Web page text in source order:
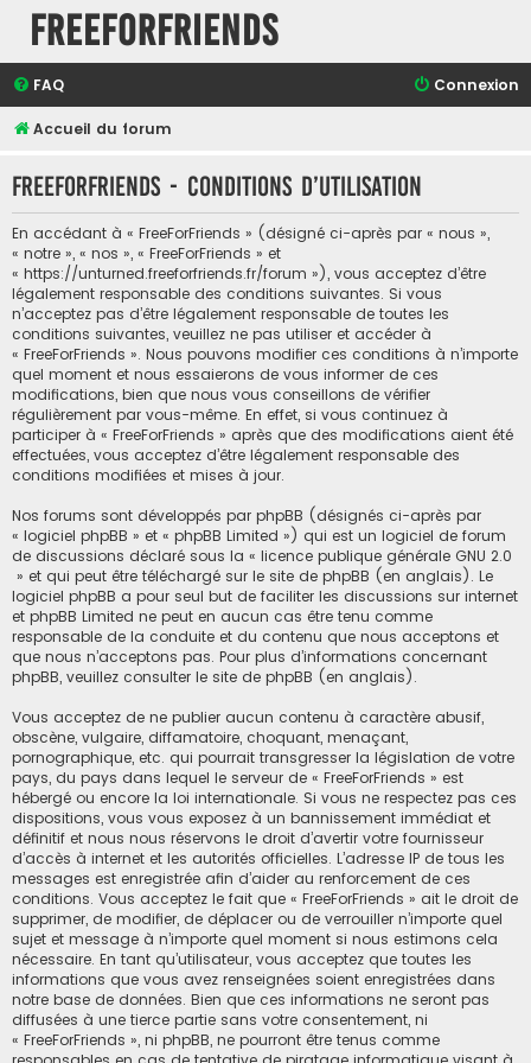
FreeForFriends
FAQ Connexion
Accueil du forum
FreeForFriends - Conditions d’utilisation
En accédant à « FreeForFriends » (désigné ci-après par « nous »,
« notre », « nos », « FreeForFriends » et
« https://unturned.freeforfriends.fr/forum »), vous acceptez d’être
légalement responsable des conditions suivantes. Si vous
n’acceptez pas d’être légalement responsable de toutes les
conditions suivantes, veuillez ne pas utiliser et accéder à
« FreeForFriends ». Nous pouvons modifier ces conditions à n’importe
quel moment et nous essaierons de vous informer de ces
modifications, bien que nous vous conseillons de vérifier
régulièrement par vous-même. En effet, si vous continuez à
participer à « FreeForFriends » après que des modifications aient été
effectuées, vous acceptez d’être légalement responsable des
conditions modifiées et mises à jour.
Nos forums sont développés par phpBB (désignés ci-après par
« logiciel phpBB » et « phpBB Limited ») qui est un logiciel de forum
de discussions déclaré sous la « licence publique générale GNU 2.0
» et qui peut être téléchargé sur le site de phpBB (en anglais). Le
logiciel phpBB a pour seul but de faciliter les discussions sur internet
et phpBB Limited ne peut en aucun cas être tenu comme
responsable de la conduite et du contenu que nous acceptons et
que nous n’acceptons pas. Pour plus d’informations concernant
phpBB, veuillez consulter le site de phpBB (en anglais).
Vous acceptez de ne publier aucun contenu à caractère abusif,
obscène, vulgaire, diffamatoire, choquant, menaçant,
pornographique, etc. qui pourrait transgresser la législation de votre
pays, du pays dans lequel le serveur de « FreeForFriends » est
hébergé ou encore la loi internationale. Si vous ne respectez pas ces
dispositions, vous vous exposez à un bannissement immédiat et
définitif et nous nous réservons le droit d’avertir votre fournisseur
d’accès à internet et les autorités officielles. L’adresse IP de tous les
messages est enregistrée afin d’aider au renforcement de ces
conditions. Vous acceptez le fait que « FreeForFriends » ait le droit de
supprimer, de modifier, de déplacer ou de verrouiller n’importe quel
sujet et message à n’importe quel moment si nous estimons cela
nécessaire. En tant qu’utilisateur, vous acceptez que toutes les
informations que vous avez renseignées soient enregistrées dans
notre base de données. Bien que ces informations ne seront pas
diffusées à une tierce partie sans votre consentement, ni
« FreeForFriends », ni phpBB, ne pourront être tenus comme